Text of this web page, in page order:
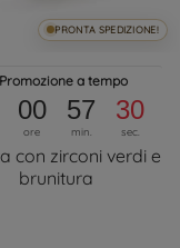
PRONTA SPEDIZIONE!
a tempo
00
ore
57
min.
30
sec.
con zirconi verdi e
brunitura